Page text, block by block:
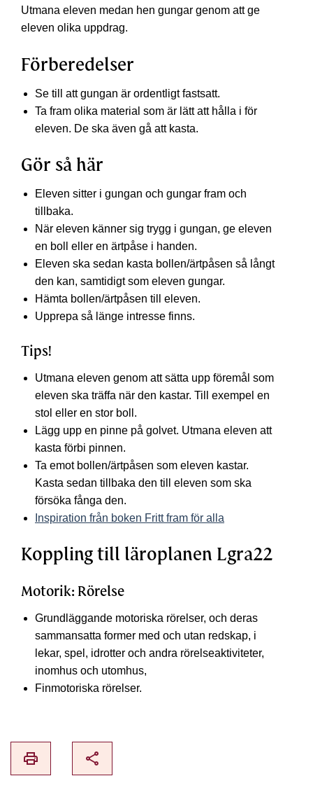
Utmana eleven medan hen gungar genom att ge
eleven olika uppdrag.
Förberedelser
Se till att gungan är ordentligt fastsatt.
Ta fram olika material som är lätt att hålla i för
eleven. De ska även gå att kasta.
Gör så här
Eleven sitter i gungan och gungar fram och
tillbaka.
När eleven känner sig trygg i gungan, ge eleven
en boll eller en ärtpåse i handen.
Eleven ska sedan kasta bollen/ärtpåsen så långt
den kan, samtidigt som eleven gungar.
Hämta bollen/ärtpåsen till eleven.
Upprepa så länge intresse finns.
Tips!
Utmana eleven genom att sätta upp föremål som
eleven ska träffa när den kastar. Till exempel en
stol eller en stor boll.
Lägg upp en pinne på golvet. Utmana eleven att
kasta förbi pinnen.
Ta emot bollen/ärtpåsen som eleven kastar.
Kasta sedan tillbaka den till eleven som ska
försöka fånga den.
Inspiration från boken Fritt fram för alla
Koppling till läroplanen Lgra22
Motorik: Rörelse
Grundläggande motoriska rörelser, och deras
sammansatta former med och utan redskap, i
lekar, spel, idrotter och andra rörelseaktiviteter,
inomhus och utomhus,
Finmotoriska rörelser.
print share